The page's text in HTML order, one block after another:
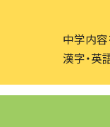
中学内容
漢字・英